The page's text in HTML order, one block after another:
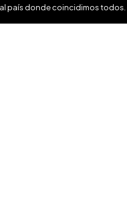
país donde coincidimos todos.